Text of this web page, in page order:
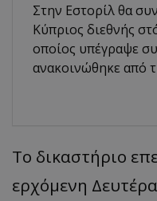
Στην Εστορίλ θα
Κύπριος διεθνής
οποίος υπέγραψε
ανακοινώθηκε από
Το δικαστήριο
ερχόμενη